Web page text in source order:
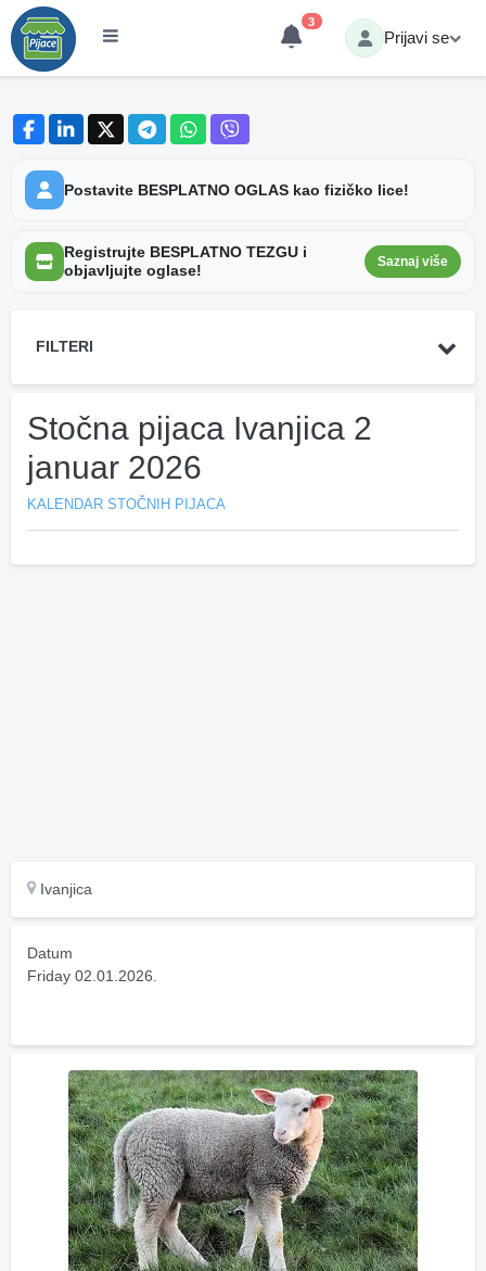
3
Prijavi se
Postavite BESPLATNO OGLAS kao fizičko lice!
Registrujte BESPLATNO TEZGU i
objavljujte oglase!
Saznaj više
FILTERI
Stočna pijaca Ivanjica 2
januar 2026
KALENDAR STOČNIH PIJACA
Ivanjica
Datum
Friday 02.01.2026.